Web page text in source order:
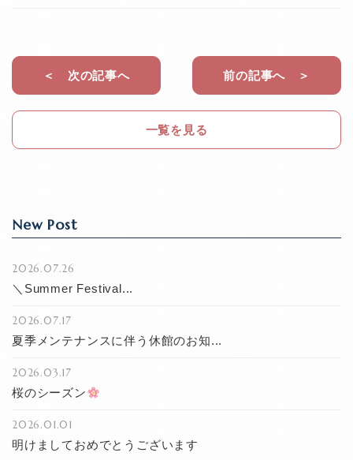
e
b
o
k
＜ 次の記事へ
一覧を見る
前の記事へ ＞
New Post
2026.07.26
＼Summer Festival...
2026.07.17
夏季メンテナンスに伴う休館のお知...
2026.03.17
桜のシーズン
2026.01.01
明けましておめでとうございます